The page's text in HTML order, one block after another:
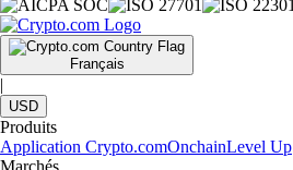
Français
|
USD
Produits
Application Crypto.comOnchainLevel Up
Marchés